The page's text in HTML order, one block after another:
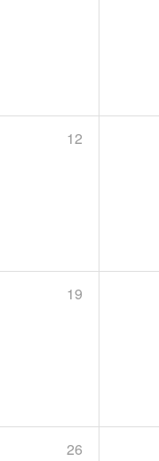
12
19
26